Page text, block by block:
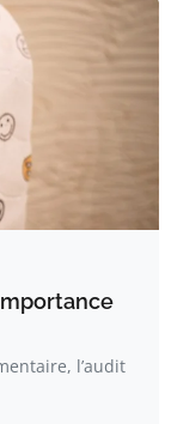
l’audit